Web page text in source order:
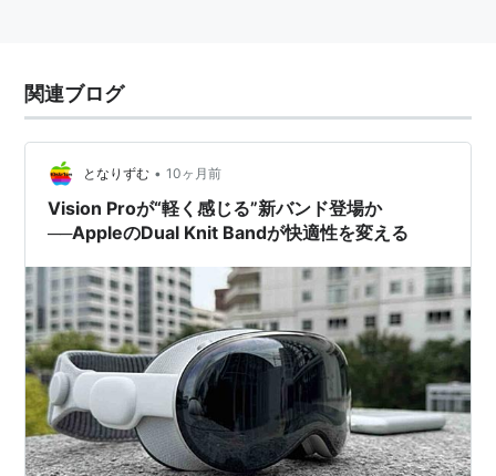
関連ブログ
となりずむ • 10ヶ月前
Vision Proが“軽く感じる”新バンド登場か
──AppleのDual Knit Bandが快適性を変える